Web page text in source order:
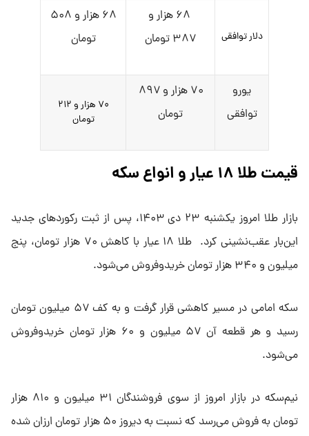
دلار توافقی
۶۸ هزار و
۳۸۷ تومان
۶۸ هزار و ۵۰۸
تومان
یورو
توافقی
۷۰ هزار و ۸۹۷
تومان
۷۰ هزار و ۲۱۲
تومان
قیمت طلا ۱۸ عیار و انواع سکه
بازار طلا امروز یکشنبه ۲۳ دی ۱۴۰۳، پس از ثبت رکورد‌های جدید
این‌بار عقب‌نشینی کرد. طلا ۱۸ عیار با کاهش ۷۰ هزار تومان، پنج
میلیون و ۳۴۰ هزار تومان خریدوفروش می‌شود.
سکه امامی در مسیر کاهشی قرار گرفت و به کف ۵۷ میلیون تومان
رسید و هر قطعه آن ۵۷ میلیون و ۶۰ هزار تومان خریدوفروش
می‌شود.
نیم‌سکه در بازار امروز از سوی فروشندگان ۳۱ میلیون و ۸۱۰ هزار
تومان به فروش می‌رسد که نسبت به دیروز ۵۰ هزار تومان ارزان شده